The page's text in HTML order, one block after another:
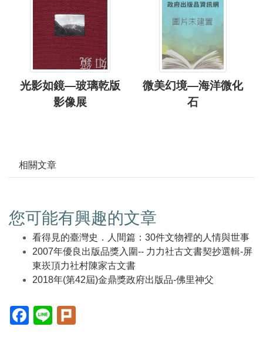
光影如鏡—玻璃乾版
影像展
微美幻境—海洋微化
石
相關文章
您可能有興趣的文章
看得見的臺灣史．人間篇：30件文物裡的人情與世事
2007年優良出版品獎入圍-- 力力社古文書契抄選輯-屏
東崁頂力社村陳家古文書
2018年(第42屆)金鼎獎政府出版品-佛里神父
Facebook(另
開
Line(另
開